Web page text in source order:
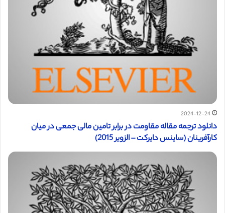
2024-12-24
دانلود ترجمه مقاله مقاومت در برابر تامین مالی جمعی در میان
کارآفرینان (ساینس دایرکت – الزویر 2015)